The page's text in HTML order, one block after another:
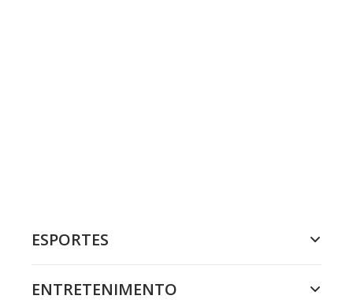
ESPORTES
ENTRETENIMENTO